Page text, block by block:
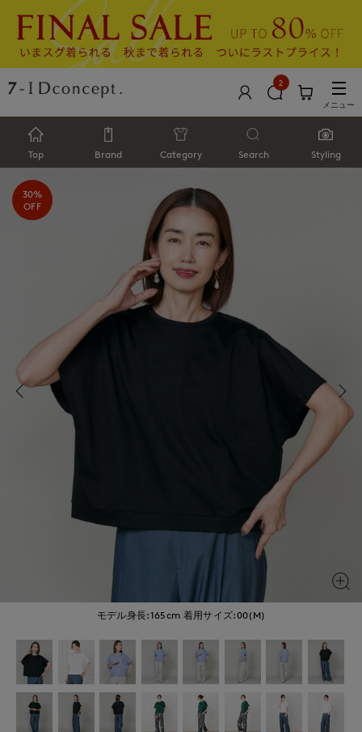
2
メニュー
Top Brand Category Search Styling
モデル身長:165cm 着用サイズ:00(M)
30%
OFF